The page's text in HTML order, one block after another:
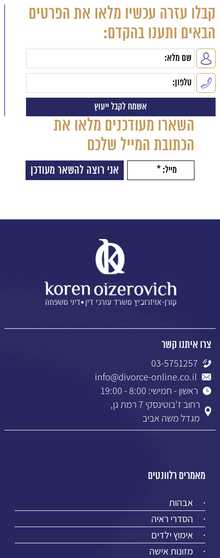
קבלו עזרה עכשיו מלאו את הפרטים
הבאים ותענו בהקדם:
השארו מעודכנים מלאו את
הכתובת המייל שלכם
צרו איתנו קשר
03-5751257
info@divorce-online.co.il
ראשון - חמישי: 8:00 - 19:00
רחוב ז'בוטינסקי 7 רמת גן,
מגדל משה אביב
מאמרים רלוונטים
אבהות
הסדרי ראיה
אימוץ ילדים
מזונות אישה